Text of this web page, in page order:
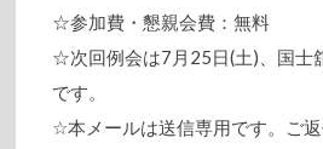
☆参加費・懇親会費：無料
☆次回例会は7月25日(土)、国士
です。
☆本メールは送信専用です。ご